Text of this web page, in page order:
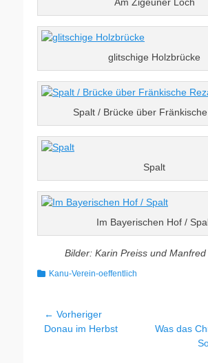
glitschige Holzbrücke
Spalt / Brücke über
Spalt
Im Bayerischen Hof /
Bilder: Karin Preiss und
Kategorien
Kanu-Verein-oeffentlich
Beitragsnavigation
← Vorheriger
Vorheriger
Donau im Herbst
Nächster
Was das